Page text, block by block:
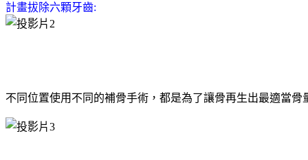
計畫拔除六顆牙齒:
不同位置使用不同的補骨手術，都是為了讓骨再生出最適當骨